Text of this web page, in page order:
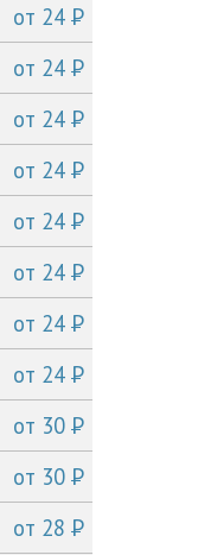
от 24P
от 24P
от 24P
от 24P
от 24P
от 24P
от 24P
от 24P
от 30P
от 30P
от 28P